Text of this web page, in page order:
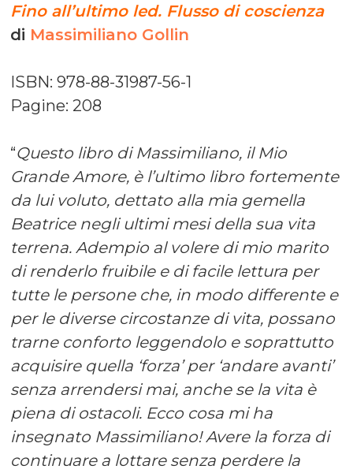
Fino all’ultimo led. Flusso di coscienza
di Massimiliano Gollin
ISBN: 978-88-31987-56-1
Pagine: 208
“Questo libro di Massimiliano, il Mio
Grande Amore, è l’ultimo libro fortemente
da lui voluto, dettato alla mia gemella
Beatrice negli ultimi mesi della sua vita
terrena. Adempio al volere di mio marito
di renderlo fruibile e di facile lettura per
tutte le persone che, in modo differente e
per le diverse circostanze di vita, possano
trarne conforto leggendolo e soprattutto
acquisire quella ‘forza’ per ‘andare avanti’
senza arrendersi mai, anche se la vita è
piena di ostacoli. Ecco cosa mi ha
insegnato Massimiliano! Avere la forza di
continuare a lottare senza perdere la